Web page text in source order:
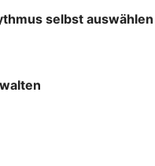
selbst auswählen